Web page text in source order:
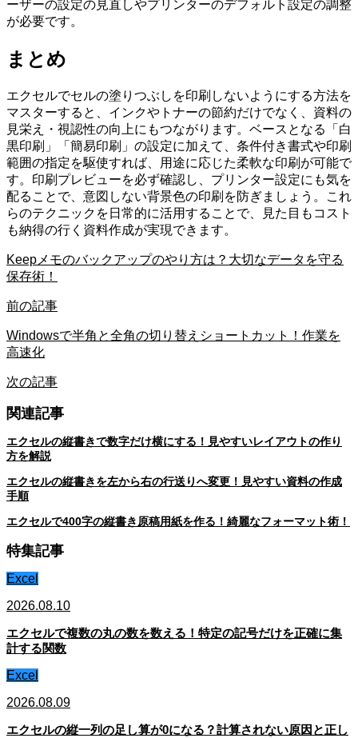
ーザーの設定の見直しやプリンターのデフォルト設定の調整
が必要です。
まとめ
エクセルでセルの塗りつぶしを印刷しないようにする方法を
マスターすると、インクやトナーの節約だけでなく、資料の
見栄え・視認性の向上にもつながります。ベースとなる「白
黒印刷」「簡易印刷」の設定に加えて、条件付き書式や印刷
範囲の指定を駆使すれば、用途に応じた柔軟な印刷が可能で
す。印刷プレビューを必ず確認し、プリンター設定にも気を
配ることで、意図しない背景色の印刷を防ぎましょう。これ
らのテクニックを日常的に活用することで、見た目もコスト
も納得の行く資料作成が実現できます。
Keepメモのバックアップのやり方は？大切なデータを守る
保存術！
前の記事
Windowsで半角と全角の切り替えショートカット！作業を
高速化
次の記事
関連記事
エクセルの縦書きで数字だけ横にする！見やすいレイアウトの作り
方を解説
エクセルの縦書きを左から右の行送りへ変更！見やすい資料の作成
手順
エクセルで400字の縦書き原稿用紙を作る！綺麗なフォーマット術！
特集記事
Excel
2026.08.10
エクセルで複数の丸の数を数える！特定の記号だけを正確に集
計する関数
Excel
2026.08.09
エクセルの縦一列の足し算が0になる？計算されない原因と正し